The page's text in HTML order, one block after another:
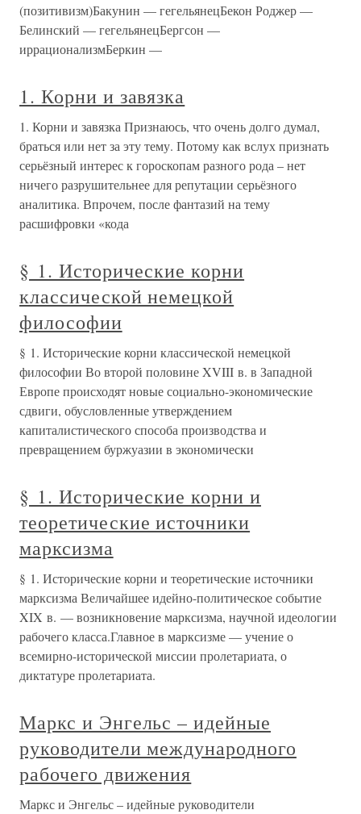
(позитивизм)Бакунин — гегельянецБекон Роджер —
Белинский — гегельянецБергсон —
иррационализмБеркин —
1. Корни и завязка
1. Корни и завязка Признаюсь, что очень долго думал,
браться или нет за эту тему. Потому как вслух признать
серьёзный интерес к гороскопам разного рода – нет
ничего разрушительнее для репутации серьёзного
аналитика. Впрочем, после фантазий на тему
расшифровки «кода
§ 1. Исторические корни
классической немецкой
философии
§ 1. Исторические корни классической немецкой
философии Во второй половине XVIII в. в Западной
Европе происходят новые социально-экономические
сдвиги, обусловленные утверждением
капиталистического способа производства и
превращением буржуазии в экономически
§ 1. Исторические корни и
теоретические источники
марксизма
§ 1. Исторические корни и теоретические источники
марксизма Величайшее идейно-политическое событие
XIX в. — возникновение марксизма, научной идеологии
рабочего класса.Главное в марксизме — учение о
всемирно-исторической миссии пролетариата, о
диктатуре пролетариата.
Маркс и Энгельс – идейные
руководители международного
рабочего движения
Маркс и Энгельс – идейные руководители